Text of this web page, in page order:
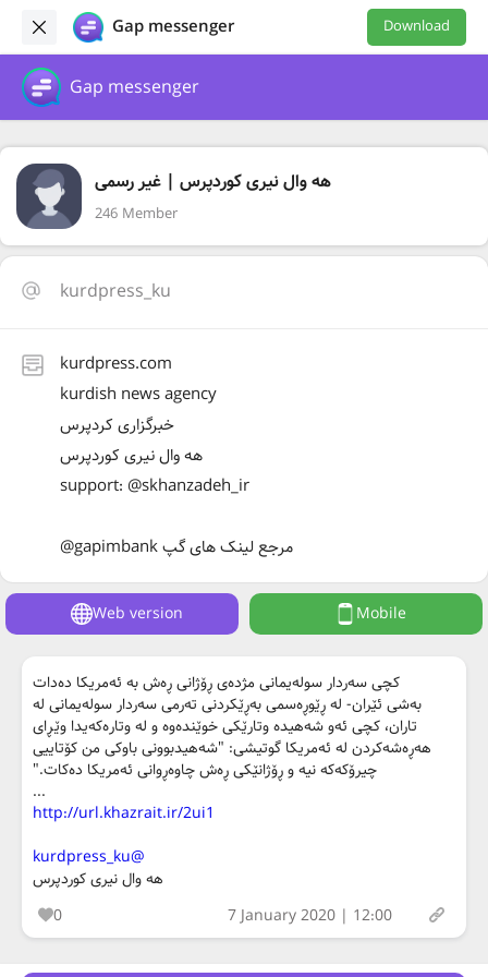
Gap messenger Download
Gap messenger
هه وال نیری کوردپرس | غیر رسمی
246 Member
kurdpress_ku
kurdpress.com
kurdish news agency
خبرگزاری کردپرس
هه وال نیری کوردپرس
support: @skhanzadeh_ir
@gapimbank مرجع لینک های گپ
Web version Mobile
کچی سەردار سولەیمانی مژدەی ڕۆژانی ڕەش بە ئەمریکا دەدات
بەشی ئێران- لە ڕێوڕەسمی بەڕێکردنی تەرمی سەردار سولەیمانی لە
تاران، کچی ئەو شەهیدە وتارێکی خوێندەوە و لە وتارەکەیدا وێڕای
هەڕەشەکردن لە ئەمریکا گوتیشی: "شەهیدبوونی باوکی من کۆتاییی
چیرۆکەکە نیە و ڕۆژانێکی ڕەش چاوەڕوانی ئەمریکا دەکات."
...
http://url.khazrait.ir/2ui1
@kurdpress_ku
هه وال نیری کوردپرس
0
7 January 2020 | 12:00